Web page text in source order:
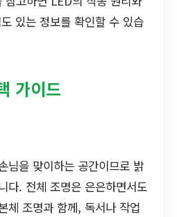
있는 정보를 확인할 수 있습
가이드
님을 맞이하는 공간이므로 밝
다. 전체 조명은 은은하면서도
체 조명과 함께, 독서나 작업